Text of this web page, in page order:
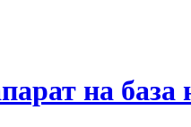
на